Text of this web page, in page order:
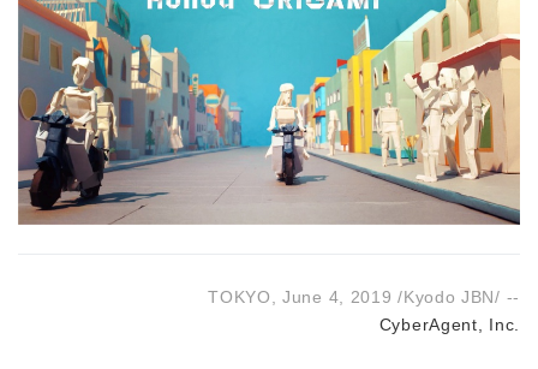
TOKYO, June 4, 2019 /Kyodo JBN/ --
CyberAgent, Inc.